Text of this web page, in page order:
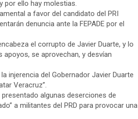
por ello hay molestias.
a favor del candidato del PRI
denuncia ante la FEPADE por el
el corrupto de Javier Duarte, y lo
se aprovechan, y desvían
injerencia del Gobernador Javier Duarte
Veracruz”.
algunas deserciones de
a militantes del PRD para provocar una